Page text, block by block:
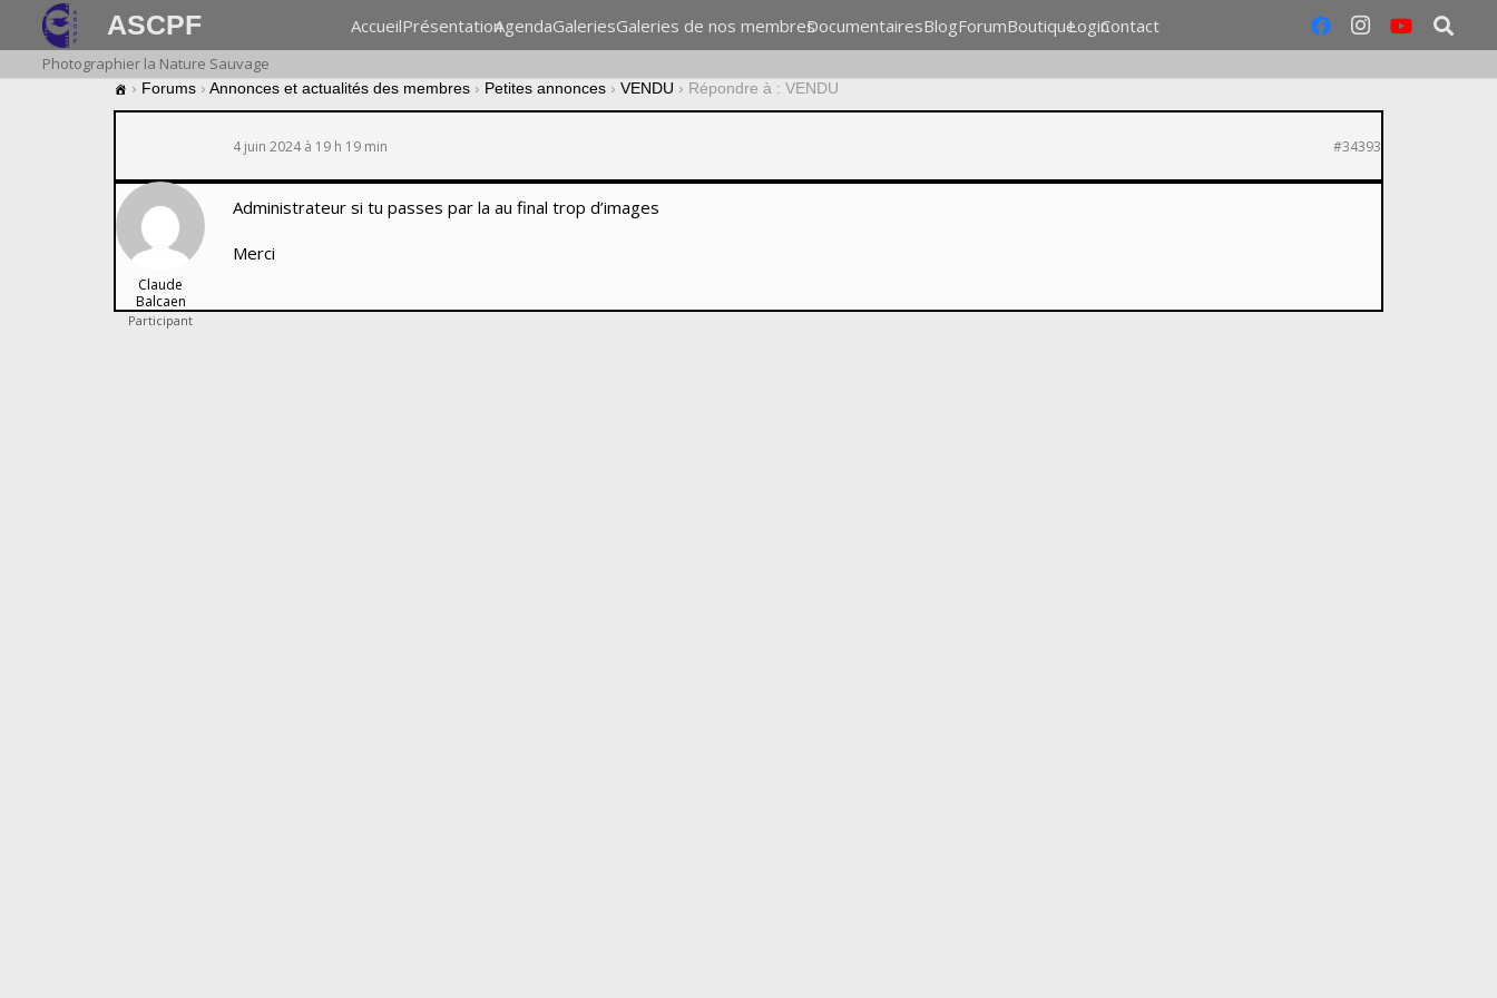
ASCPF AccueilPrésentationAgendaGaleriesGaleries de nos membresDocumentairesBlogForumBoutiqueLoginContact
Photographier la Nature Sauvage
› Forums › Annonces et actualités des membres › Petites annonces › VENDU › Répondre à : VENDU
4 juin 2024 à 19 h 19 min #34393
Claude
Balcaen
Participant
Administrateur si tu passes par la au final trop d’images
Merci